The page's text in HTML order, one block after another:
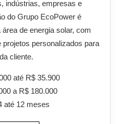
indústrias, empresas e
do Grupo EcoPower é
de energia solar, com
projetos personalizados para
cliente.
até R$ 35.900
a R$ 180.000
até 12 meses